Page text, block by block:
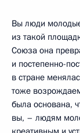
Вы люди
из такой
Союза она
и постепенно-
в стране
тоже
была основана,
вы, – людям